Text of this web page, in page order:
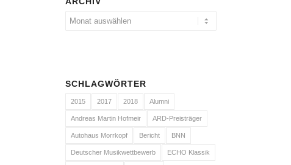
SCHLAGWÖRTER
2015 2017 2018 Alumni
Andreas Martin Hofmeir ARD-Preisträger
Autohaus Morrkopf Bericht BNN
Deutscher Musikwettbewerb ECHO Klassik